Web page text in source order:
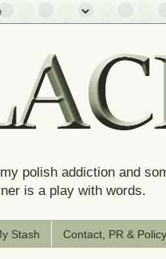
polish addiction and
is a play with words.
Stash Contact, PR & Policy